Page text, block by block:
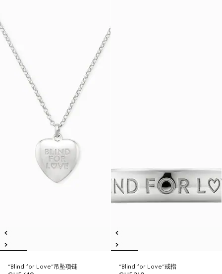
“Blind for Love”吊坠项链
“Blind for Love”戒指